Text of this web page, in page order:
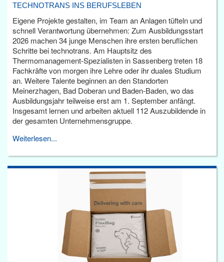
TECHNOTRANS INS BERUFSLEBEN
Eigene Projekte gestalten, im Team an Anlagen tüfteln und
schnell Verantwortung übernehmen: Zum Ausbildungsstart
2026 machen 34 junge Menschen ihre ersten beruflichen
Schritte bei technotrans. Am Hauptsitz des
Thermomanagement-Spezialisten in Sassenberg treten 18
Fachkräfte von morgen ihre Lehre oder ihr duales Studium
an. Weitere Talente beginnen an den Standorten
Meinerzhagen, Bad Doberan und Baden-Baden, wo das
Ausbildungsjahr teilweise erst am 1. September anfängt.
Insgesamt lernen und arbeiten aktuell 112 Auszubildende in
der gesamten Unternehmensgruppe.
Weiterlesen...